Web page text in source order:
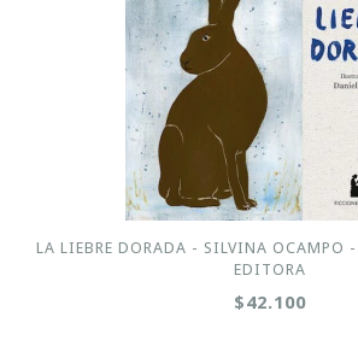
LA LIEBRE DORADA - SILVINA OCAMPO
EDITORA
$42.100